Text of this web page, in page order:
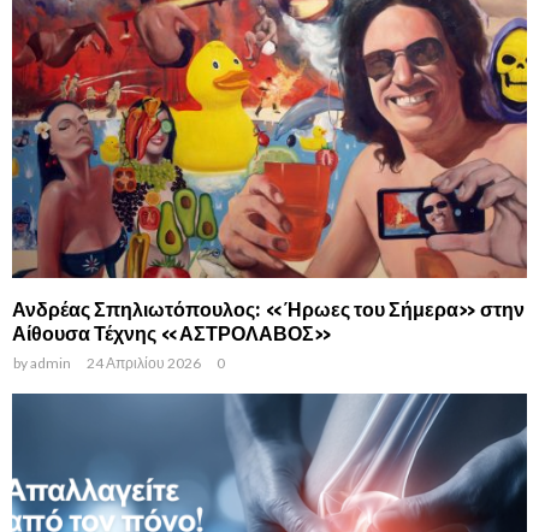
Ανδρέας Σπηλιωτόπουλος: «Ήρωες του Σήμερα» στην
Αίθουσα Τέχνης «ΑΣΤΡΟΛΑΒΟΣ»
byadmin 24 Απριλίου 2026 0